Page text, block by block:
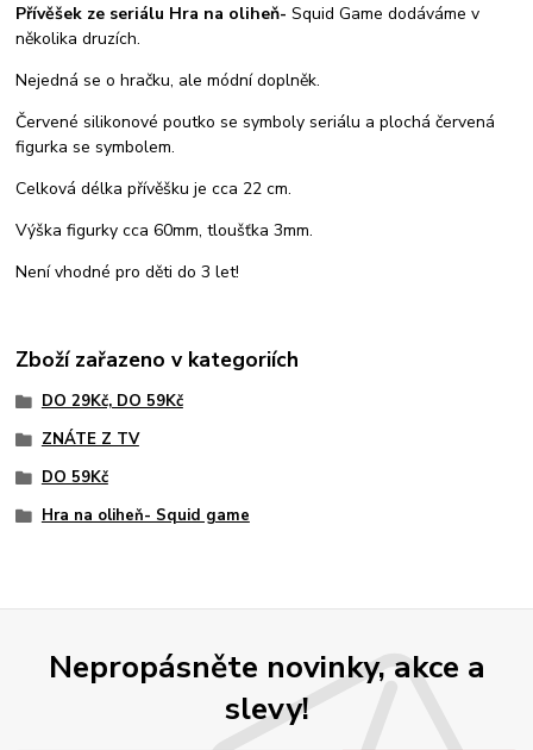
Přívěšek ze seriálu Hra na oliheň- Squid Game dodáváme v
několika druzích.
Nejedná se o hračku, ale módní doplněk.
Červené silikonové poutko se symboly seriálu a plochá červená
figurka se symbolem.
Celková délka přívěšku je cca 22 cm.
Výška figurky cca 60mm, tloušťka 3mm.
Není vhodné pro děti do 3 let!
Zboží zařazeno v kategoriích
DO 29Kč, DO 59Kč
ZNÁTE Z TV
DO 59Kč
Hra na oliheň- Squid game
Nepropásněte novinky, akce a
slevy!